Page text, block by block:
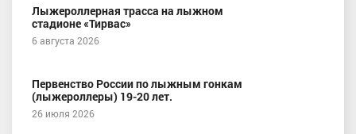
Лыжероллерная трасса на лыжном
стадионе «Тирвас»
6 августа 2026
Первенство России по лыжным гонкам
(лыжероллеры) 19-20 лет.
26 июля 2026